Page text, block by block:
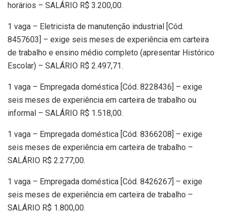
horários – SALÁRIO R$ 3.200,00.
1 vaga – Eletricista de manutenção industrial [Cód.
8457603] – exige seis meses de experiência em carteira
de trabalho e ensino médio completo (apresentar Histórico
Escolar) – SALÁRIO R$ 2.497,71.
1 vaga – Empregada doméstica [Cód. 8228436] – exige
seis meses de experiência em carteira de trabalho ou
informal – SALÁRIO R$ 1.518,00.
1 vaga – Empregada doméstica [Cód. 8366208] – exige
seis meses de experiência em carteira de trabalho –
SALÁRIO R$ 2.277,00.
1 vaga – Empregada doméstica [Cód. 8426267] – exige
seis meses de experiência em carteira de trabalho –
SALÁRIO R$ 1.800,00.